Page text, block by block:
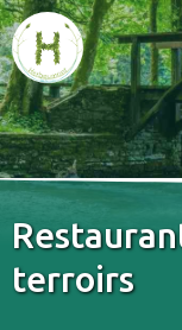
terroirs